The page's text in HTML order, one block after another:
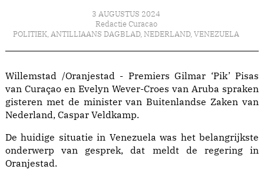
3 AUGUSTUS 2024
Redactie Curacao
POLITIEK, ANTILLIAANS DAGBLAD, NEDERLAND, VENEZUELA
Willemstad /Oranjestad - Premiers Gilmar ‘Pik’ Pisas
van Curaçao en Evelyn Wever-Croes van Aruba spraken
gisteren met de minister van Buitenlandse Zaken van
Nederland, Caspar Veldkamp.
De huidige situatie in Venezuela was het belangrijkste
onderwerp van gesprek, dat meldt de regering in
Oranjestad.